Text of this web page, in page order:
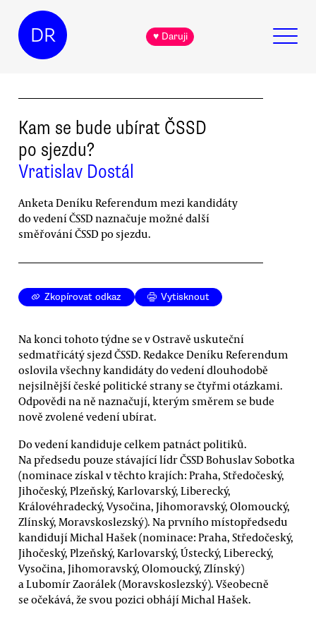
DR ♥ Daruji
Kam se bude ubírat ČSSD
po sjezdu?
Vratislav Dostál
Anketa Deníku Referendum mezi kandidáty
do vedení ČSSD naznačuje možné další
směřování ČSSD po sjezdu.
Zkopírovat odkaz Vytisknout
Na konci tohoto týdne se v Ostravě uskuteční
sedmatřicátý sjezd ČSSD. Redakce Deníku Referendum
oslovila všechny kandidáty do vedení dlouhodobě
nejsilnější české politické strany se čtyřmi otázkami.
Odpovědi na ně naznačují, kterým směrem se bude
nově zvolené vedení ubírat.
Do vedení kandiduje celkem patnáct politiků.
Na předsedu pouze stávající lídr ČSSD Bohuslav Sobotka
(nominace získal v těchto krajích: Praha, Středočeský,
Jihočeský, Plzeňský, Karlovarský, Liberecký,
Královéhradecký, Vysočina, Jihomoravský, Olomoucký,
Zlínský, Moravskoslezský). Na prvního místopředsedu
kandidují Michal Hašek (nominace: Praha, Středočeský,
Jihočeský, Plzeňský, Karlovarský, Ústecký, Liberecký,
Vysočina, Jihomoravský, Olomoucký, Zlínský)
a Lubomír Zaorálek (Moravskoslezský). Všeobecně
se očekává, že svou pozici obhájí Michal Hašek.